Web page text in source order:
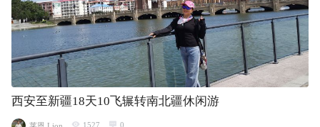
西安至新疆18天10飞辗转南北疆休闲游
1527 0